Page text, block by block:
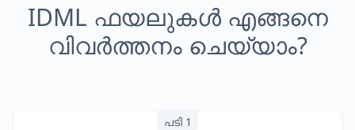
IDML ഫയലുകൾ എങ്ങനെ
വിവർത്തനം ചെയ്യാം?
പടി 1